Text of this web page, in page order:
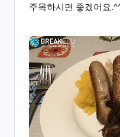
주목하시면 좋겠어요